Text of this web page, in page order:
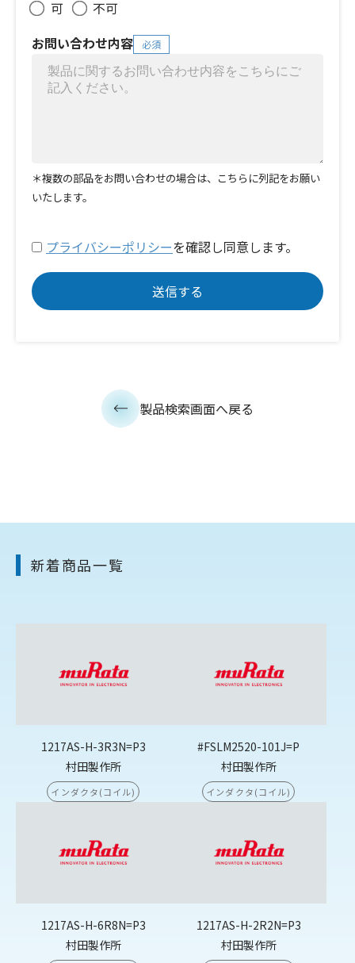
可
不可
お問い合わせ内容
必須
＊複数の部品をお問い合わせの場合は、こちらに列記をお願い
いたします。
プライバシーポリシーを確認し同意します。
製品検索画面へ戻る
新着商品一覧
1217AS-H-3R3N=P3
村田製作所
インダクタ(コイル)
#FSLM2520-101J=P
村田製作所
インダクタ(コイル)
1217AS-H-6R8N=P3
村田製作所
1217AS-H-2R2N=P3
村田製作所